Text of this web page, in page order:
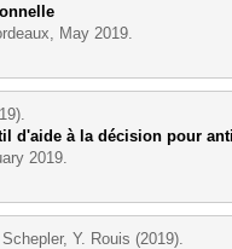
May 2019.
d'aide à la décision pour
2019.
Y. Rouis (2019).